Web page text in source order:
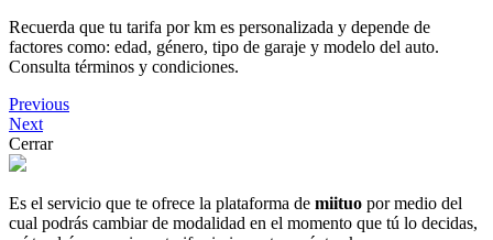
Recuerda que tu tarifa por km es personalizada y depende de
factores como: edad, género, tipo de garaje y modelo del auto.
Consulta términos y condiciones.
Previous
Next
Cerrar
Es el servicio que te ofrece la plataforma de miituo por medio del
cual podrás cambiar de modalidad en el momento que tú lo decidas,